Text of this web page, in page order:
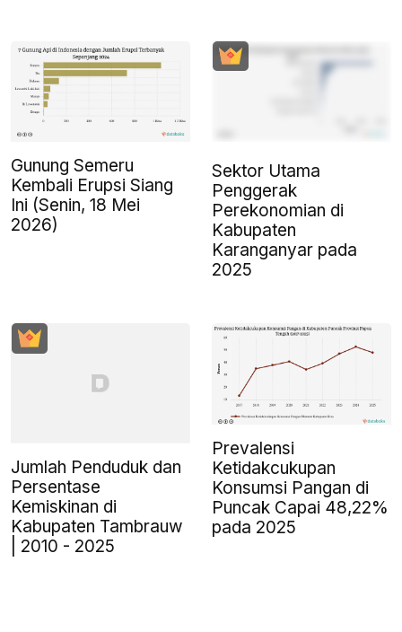
Gunung Semeru
Kembali Erupsi Siang
Ini (Senin, 18 Mei
2026)
Sektor Utama
Penggerak
Perekonomian di
Kabupaten
Karanganyar pada
2025
Jumlah Penduduk dan
Persentase
Kemiskinan di
Kabupaten Tambrauw
| 2010 - 2025
Prevalensi
Ketidakcukupan
Konsumsi Pangan di
Puncak Capai 48,22%
pada 2025